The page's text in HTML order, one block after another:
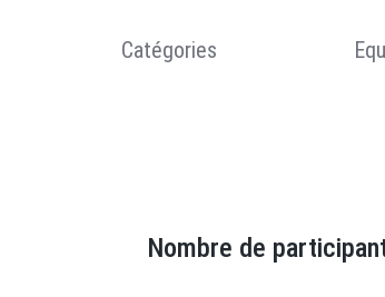
Catégories
Nombre de